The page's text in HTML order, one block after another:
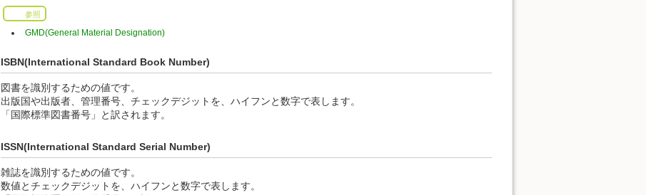
参照
GMD(General Material Designation)
ISBN(International Standard Book Number)
図書を識別するための値です。
出版国や出版者、管理番号、チェックデジットを、ハイフンと数字で表します。
「国際標準図書番号」と訳されます。
ISSN(International Standard Serial Number)
雑誌を識別するための値です。
数値とチェックデジットを、ハイフンと数字で表します。